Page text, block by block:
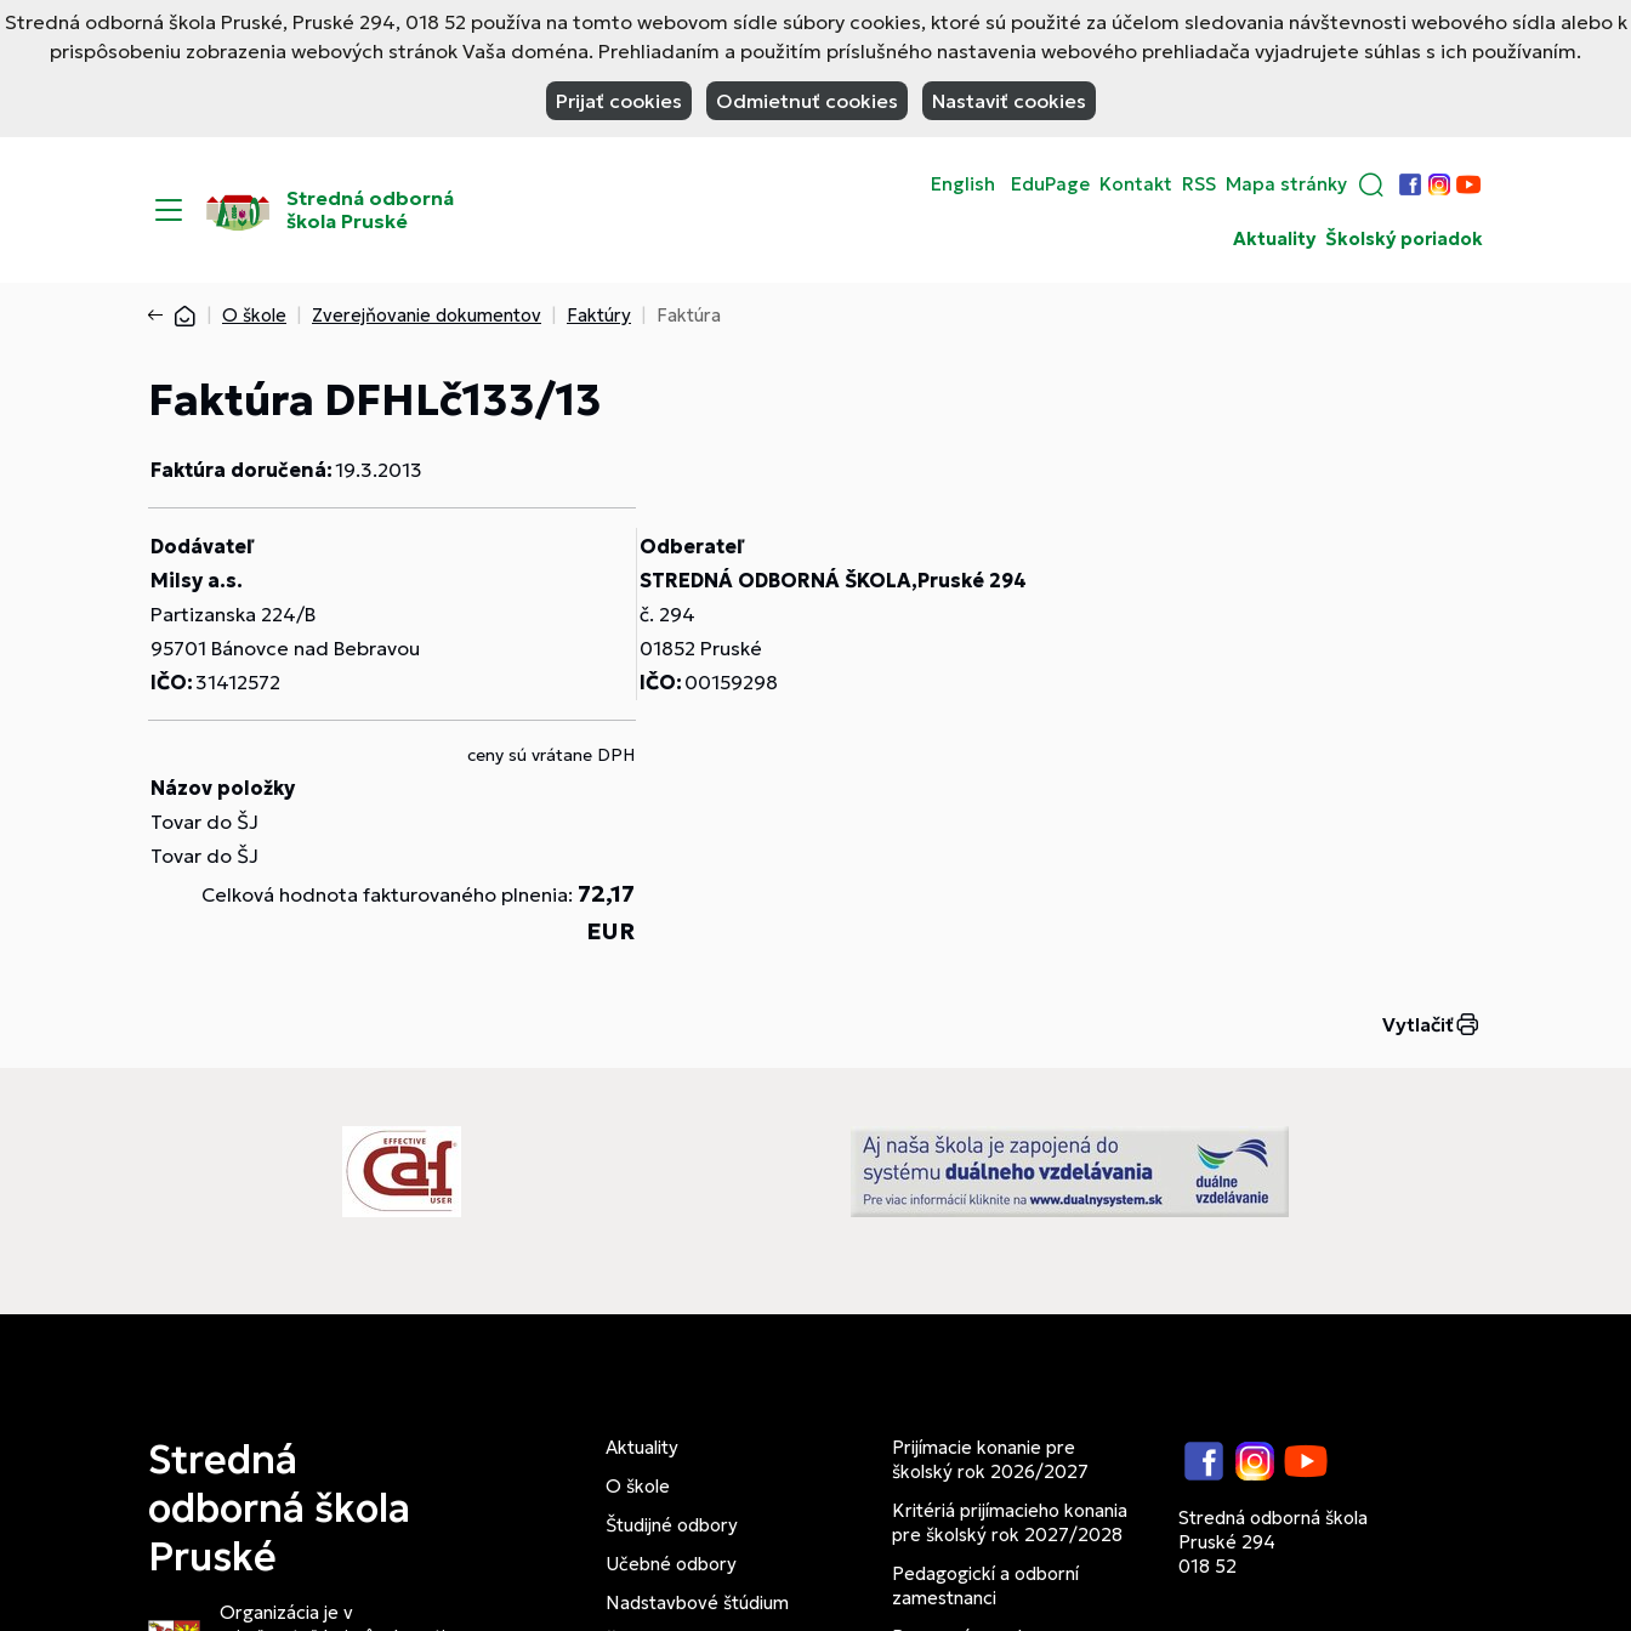
Stredná odborná škola Pruské, Pruské 294, 018 52 používa na tomto webovom sídle súbory cookies, ktoré sú použité za účelom sledovania návštevnosti webového sídla alebo k
prispôsobeniu zobrazenia webových stránok Vaša doména. Prehliadaním a použitím príslušného nastavenia webového prehliadača vyjadrujete súhlas s ich používaním.
Prijať cookies Odmietnuť cookies Nastaviť cookies
Stredná odborná
škola Pruské
English EduPage Kontakt RSS Mapa stránky
Facebook
Instagram
YouTube
Aktuality Školský poriadok
O škole Zverejňovanie dokumentov Faktúry Faktúra
Faktúra DFHLč133/13
Faktúra doručená:19.3.2013
Dodávateľ
Milsy a.s.
Partizanska 224/B
95701 Bánovce nad Bebravou
IČO: 31412572
Odberateľ
STREDNÁ ODBORNÁ ŠKOLA,Pruské 294
č. 294
01852 Pruské
IČO: 00159298
ceny sú vrátane DPH
Názov položky
Tovar do ŠJ
Tovar do ŠJ
Celková hodnota fakturovaného plnenia: 72,17
EUR
Vytlačiť
Stredná
odborná škola
Pruské
Organizácia je v
Aktuality
O škole
Študijné odbory
Učebné odbory
Nadstavbové štúdium
Prijímacie konanie pre
školský rok 2026/2027
Kritériá prijímacieho konania
pre školský rok 2027/2028
Pedagogickí a odborní
zamestnanci
FacebookInstagramYouTube
Stredná odborná škola
Pruské 294
018 52